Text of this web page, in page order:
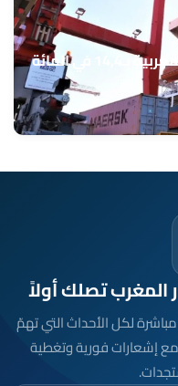
ارتفاع الرواج المينائي بالموانئ المغربية بـ14,4 في المائة
لكم متابعة مباشرة لكل الأحداث التي تهمّ
إشعارات فورية وتغطية